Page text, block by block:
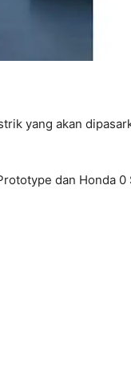
yang akan
dan Honda 0